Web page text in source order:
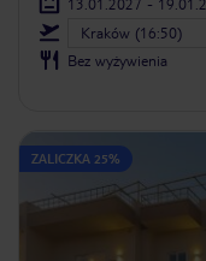
Kraków (16:50)
Bez wyżywienia
ZALICZKA 25%